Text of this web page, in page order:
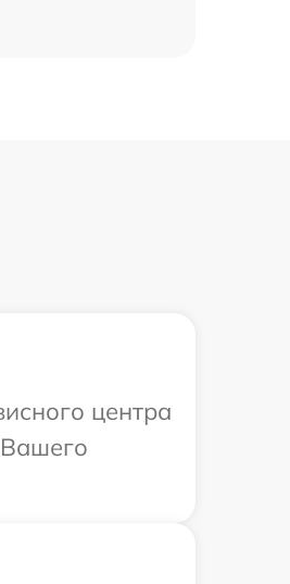
центра